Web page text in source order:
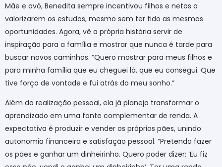
Mãe e avó, Benedita sempre incentivou filhos e netos a
valorizarem os estudos, mesmo sem ter tido as mesmas
oportunidades. Agora, vê a própria história servir de
inspiração para a família e mostrar que nunca é tarde para
buscar novos caminhos. “Quero mostrar para meus filhos e
para minha família que eu cheguei lá, que eu consegui. Que
tive força de vontade e fui atrás do meu sonho.”
Além da realização pessoal, ela já planeja transformar o
aprendizado em uma fonte complementar de renda. A
expectativa é produzir e vender os próprios pães, unindo
autonomia financeira e satisfação pessoal. “Pretendo fazer
os pães e ganhar um dinheirinho. Quero poder dizer: ‘Eu fiz